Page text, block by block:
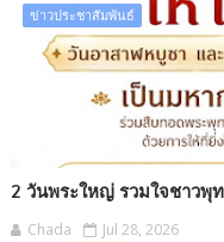
ข่าวประชาสัมพันธ์
2 วันพระใหญ่ รวมใจชาวพุ
Chada Jul 28, 2026